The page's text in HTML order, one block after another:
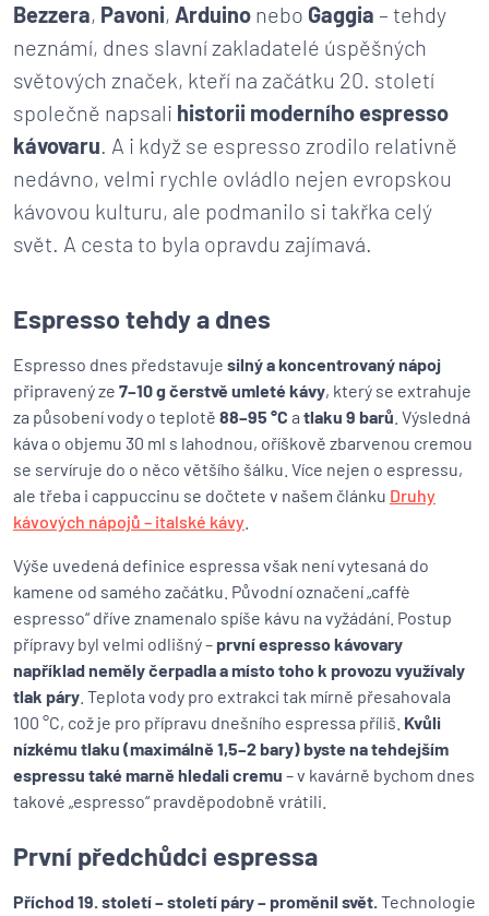
Bezzera, Pavoni, Arduino nebo Gaggia – tehdy
neznámí, dnes slavní zakladatelé úspěšných
světových značek, kteří na začátku 20. století
společně napsali historii moderního espresso
kávovaru. A i když se espresso zrodilo relativně
nedávno, velmi rychle ovládlo nejen evropskou
kávovou kulturu, ale podmanilo si takřka celý
svět. A cesta to byla opravdu zajímavá.
Espresso tehdy a dnes
Espresso dnes představuje silný a koncentrovaný nápoj
připravený ze 7–10 g čerstvě umleté kávy, který se extrahuje
za působení vody o teplotě 88–95 °C a tlaku 9 barů . Výsledná
káva o objemu 30 ml s lahodnou, oříškově zbarvenou cremou
se servíruje do o něco většího šálku. Více nejen o espressu,
ale třeba i cappuccinu se dočtete v našem článku Druhy
kávových nápojů – italské kávy
Výše uvedená definice espressa však není vytesaná do
kamene od samého začátku. Původní označení „caffè
espresso“ dříve znamenalo spíše kávu na vyžádání. Postup
přípravy byl velmi odlišný – první espresso kávovary
například neměly čerpadla a místo toho k provozu využívaly
tlak páry . Teplota vody pro extrakci tak mírně přesahovala
100 °C, což je pro přípravu dnešního espressa příliš. Kvůli
nízkému tlaku (maximálně 1,5–2 bary) byste na tehdejším
espressu také marně hledali cremu – v kavárně bychom dnes
takové „espresso“ pravděpodobně vrátili.
První předchůdci espressa
Příchod 19. století – století páry – proměnil svět.Technologie